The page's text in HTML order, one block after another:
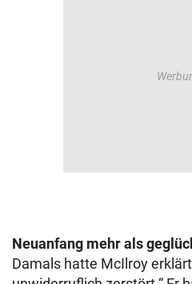
Neuanfang mehr als
Damals hatte McIlroy